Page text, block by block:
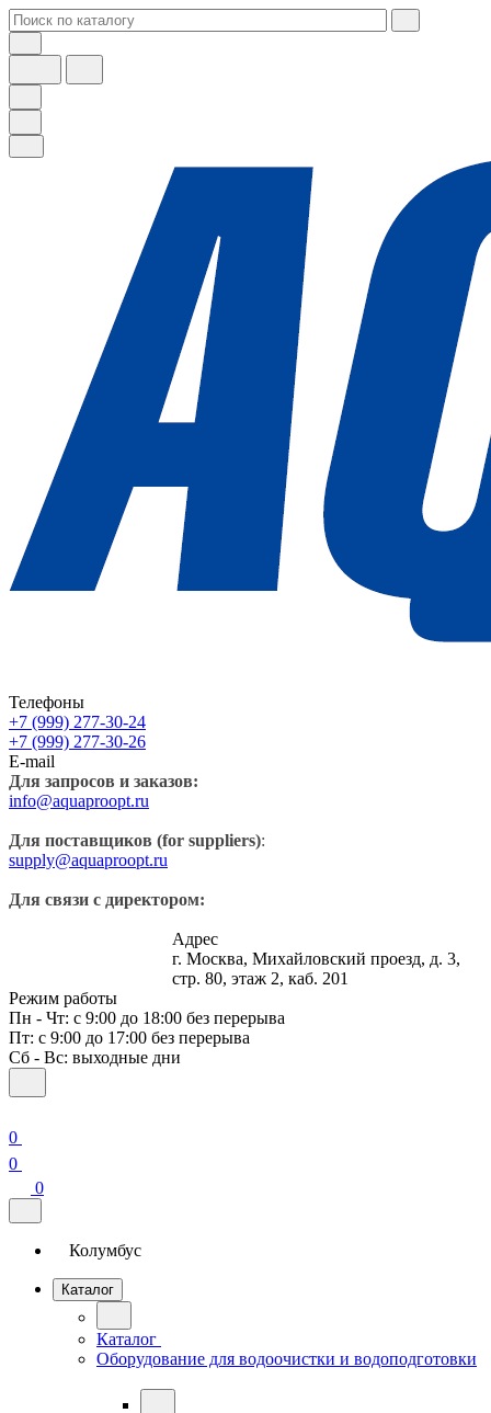
Телефоны
+7 (999) 277-30-24
+7 (999) 277-30-26
E-mail
Для запросов и заказов:
info@aquaproopt.ru
Для поставщиков (for suppliers):
supply@aquaproopt.ru
Для связи с директором:
Адрес
г. Москва, Михайловский проезд, д. 3,
стр. 80, этаж 2, каб. 201
Режим работы
Пн - Чт: с 9:00 до 18:00 без перерыва
Пт: с 9:00 до 17:00 без перерыва
Сб - Вс: выходные дни
0
0
0
Колумбус
Каталог
Каталог
Оборудование для водоочистки и водоподготовки